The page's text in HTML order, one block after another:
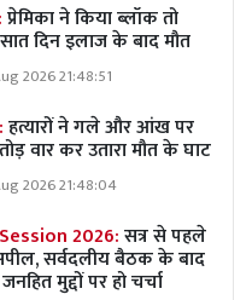
प्रेमिका ने किया ब्लॉक तो
दिन इलाज के बाद मौत
2026 21:48:51
हत्यारों ने गले और आंख पर
वार कर उतारा मौत के घाट
2026 21:48:04
2026:सत्र से पहले
सर्वदलीय बैठक के बाद
मुद्दों पर हो चर्चा